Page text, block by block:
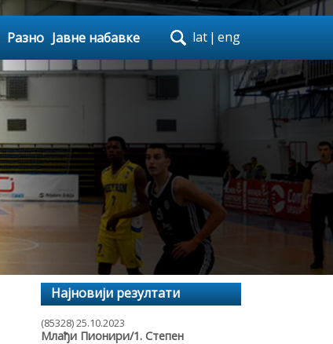
Разно Јавне набавке lat | eng
Најновији резултати
(85328) 25.10.2023
Млађи Пионири/1. Степен